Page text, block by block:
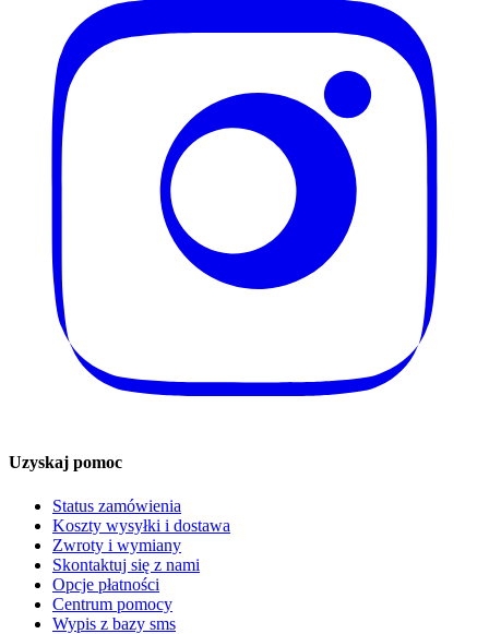
Uzyskaj pomoc
Status zamówienia
Koszty wysyłki i dostawa
Zwroty i wymiany
Skontaktuj się z nami
Opcje płatności
Centrum pomocy
Wypis z bazy sms